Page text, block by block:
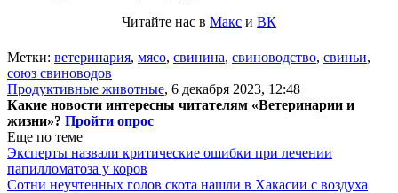
Читайте нас в Макс и ВК
Метки: ветеринария, мясо, свинина, свиноводство, свиньи,
союз свиноводов
Продуктивные животные, 6 декабря 2023, 12:48
Какие новости интересны читателям «Ветеринарии и
жизни»? Пройти опрос
Еще по теме
Эксперты назвали критические ошибки при лечении
папилломатоза у коров
Сотни неучтенных голов скота нашли в Хакасии с воздуха